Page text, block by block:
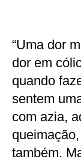
“Uma dor
dor em
quando
sentem
com azia,
também.